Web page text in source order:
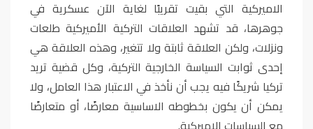
الاميركية التي بقيت تقريبًا لغاية الآن عسكرية في
جوهرها، قد تشهد العلاقات التركية الأميركية طلعات
ونزلات، ولكن العلاقة ثابتة ولا تتغير، وهذه العلاقة هي
إحدى ثوابت السياسة الخارجية التركية، وكل قضية تريد
تركيا شريكًا فيه يجب أن نأخذ في الاعتبار هذا العامل، ولا
يمكن أن يكون بخطوطه الاساسية معارضًا، أو متعارضًا